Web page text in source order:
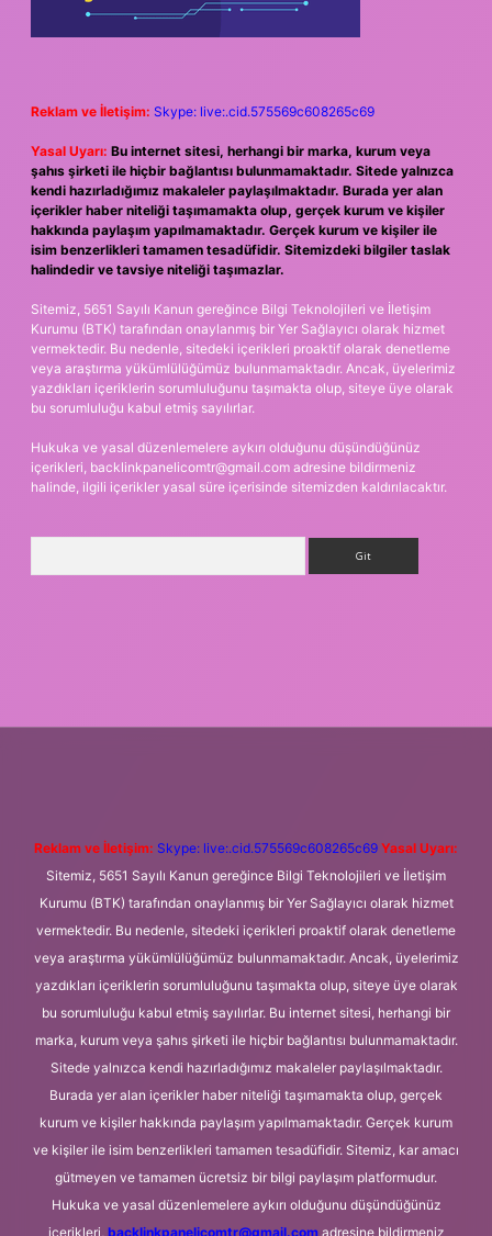
Reklam ve İletişim: Skype: live:.cid.575569c608265c69
Yasal Uyarı: Bu internet sitesi, herhangi bir marka, kurum veya
şahıs şirketi ile hiçbir bağlantısı bulunmamaktadır. Sitede yalnızca
kendi hazırladığımız makaleler paylaşılmaktadır. Burada yer alan
içerikler haber niteliği taşımamakta olup, gerçek kurum ve kişiler
hakkında paylaşım yapılmamaktadır. Gerçek kurum ve kişiler ile
isim benzerlikleri tamamen tesadüfidir. Sitemizdeki bilgiler taslak
halindedir ve tavsiye niteliği taşımazlar.
Sitemiz, 5651 Sayılı Kanun gereğince Bilgi Teknolojileri ve İletişim
Kurumu (BTK) tarafından onaylanmış bir Yer Sağlayıcı olarak hizmet
vermektedir. Bu nedenle, sitedeki içerikleri proaktif olarak denetleme
veya araştırma yükümlülüğümüz bulunmamaktadır. Ancak, üyelerimiz
yazdıkları içeriklerin sorumluluğunu taşımakta olup, siteye üye olarak
bu sorumluluğu kabul etmiş sayılırlar.
Hukuka ve yasal düzenlemelere aykırı olduğunu düşündüğünüz
içerikleri, backlinkpanelicomtr@gmail.com adresine bildirmeniz
halinde, ilgili içerikler yasal süre içerisinde sitemizden kaldırılacaktır.
Reklam ve İletişim: Skype: live:.cid.575569c608265c69 Yasal Uyarı:
Sitemiz, 5651 Sayılı Kanun gereğince Bilgi Teknolojileri ve İletişim
Kurumu (BTK) tarafından onaylanmış bir Yer Sağlayıcı olarak hizmet
vermektedir. Bu nedenle, sitedeki içerikleri proaktif olarak denetleme
veya araştırma yükümlülüğümüz bulunmamaktadır. Ancak, üyelerimiz
yazdıkları içeriklerin sorumluluğunu taşımakta olup, siteye üye olarak
bu sorumluluğu kabul etmiş sayılırlar. Bu internet sitesi, herhangi bir
marka, kurum veya şahıs şirketi ile hiçbir bağlantısı bulunmamaktadır.
Sitede yalnızca kendi hazırladığımız makaleler paylaşılmaktadır.
Burada yer alan içerikler haber niteliği taşımamakta olup, gerçek
kurum ve kişiler hakkında paylaşım yapılmamaktadır. Gerçek kurum
ve kişiler ile isim benzerlikleri tamamen tesadüfidir. Sitemiz, kar amacı
gütmeyen ve tamamen ücretsiz bir bilgi paylaşım platformudur.
Hukuka ve yasal düzenlemelere aykırı olduğunu düşündüğünüz
içerikleri, backlinkpanelicomtr@gmail.comadresine bildirmeniz